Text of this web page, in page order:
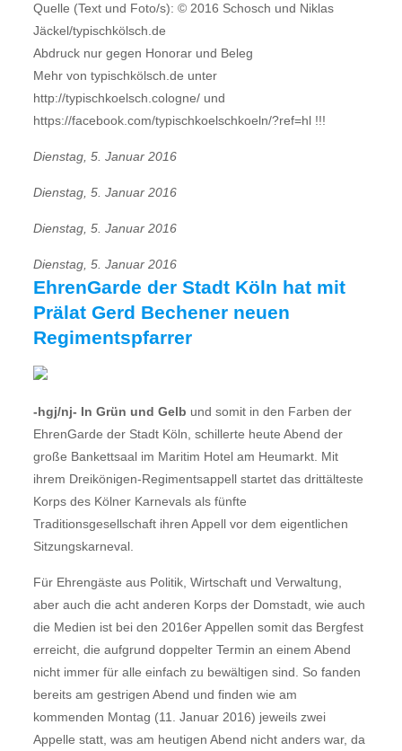
Quelle (Text und Foto/s): © 2016 Schosch und Niklas
Jäckel/typischkölsch.de
Abdruck nur gegen Honorar und Beleg
Mehr von typischkölsch.de unter
http://typischkoelsch.cologne/ und
https://facebook.com/typischkoelschkoeln/?ref=hl !!!
Dienstag, 5. Januar 2016
Dienstag, 5. Januar 2016
Dienstag, 5. Januar 2016
Dienstag, 5. Januar 2016
EhrenGarde der Stadt Köln hat mit
Prälat Gerd Bechener neuen
Regimentspfarrer
-hgj/nj- In Grün und Gelb und somit in den Farben der
EhrenGarde der Stadt Köln, schillerte heute Abend der
große Bankettsaal im Maritim Hotel am Heumarkt. Mit
ihrem Dreikönigen-Regimentsappell startet das drittälteste
Korps des Kölner Karnevals als fünfte
Traditionsgesellschaft ihren Appell vor dem eigentlichen
Sitzungskarneval.
Für Ehrengäste aus Politik, Wirtschaft und Verwaltung,
aber auch die acht anderen Korps der Domstadt, wie auch
die Medien ist bei den 2016er Appellen somit das Bergfest
erreicht, die aufgrund doppelter Termin an einem Abend
nicht immer für alle einfach zu bewältigen sind. So fanden
bereits am gestrigen Abend und finden wie am
kommenden Montag (11. Januar 2016) jeweils zwei
Appelle statt, was am heutigen Abend nicht anders war, da